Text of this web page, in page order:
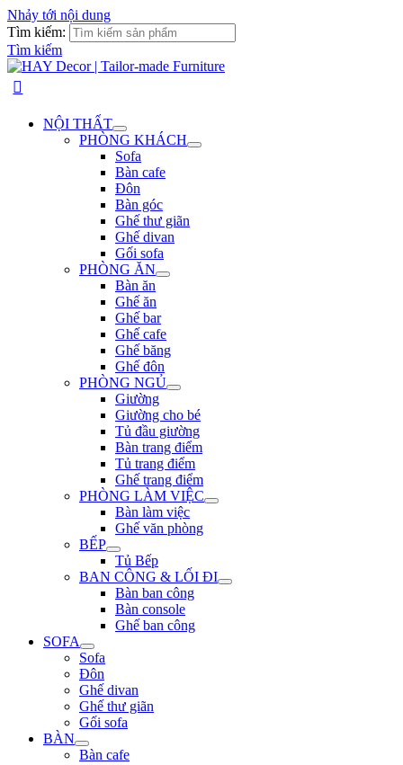
Nhảy tới nội dung
Tìm kiếm:
Tìm kiếm
NỘI THẤT
PHÒNG KHÁCH
Sofa
Bàn cafe
Đôn
Bàn góc
Ghế thư giãn
Ghế divan
Gối sofa
PHÒNG ĂN
Bàn ăn
Ghế ăn
Ghế bar
Ghế cafe
Ghế băng
Ghế đôn
PHÒNG NGỦ
Giường
Giường cho bé
Tủ đầu giường
Bàn trang điểm
Tủ trang điểm
Ghế trang điểm
PHÒNG LÀM VIỆC
Bàn làm việc
Ghế văn phòng
BẾP
Tủ Bếp
BAN CÔNG & LỐI ĐI
Bàn ban công
Bàn console
Ghế ban công
SOFA
Sofa
Đôn
Ghế divan
Ghế thư giãn
Gối sofa
BÀN
Bàn cafe